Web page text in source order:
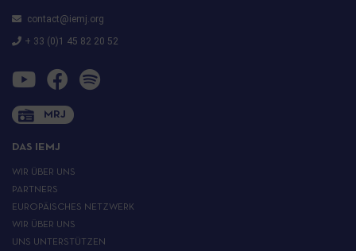
contact@iemj.org
+ 33 (0)1 45 82 20 52
MRJ
DAS IEMJ
WIR ÜBER UNS
PARTNERS
EUROPÄISCHES NETZWERK
WIR ÜBER UNS
UNS UNTERSTÜTZEN